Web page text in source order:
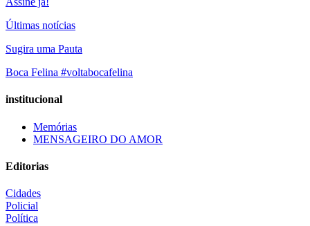
Últimas notícias
Sugira uma Pauta
Boca Felina #voltabocafelina
institucional
Memórias
MENSAGEIRO DO AMOR
Editorias
Cidades
Policial
Política